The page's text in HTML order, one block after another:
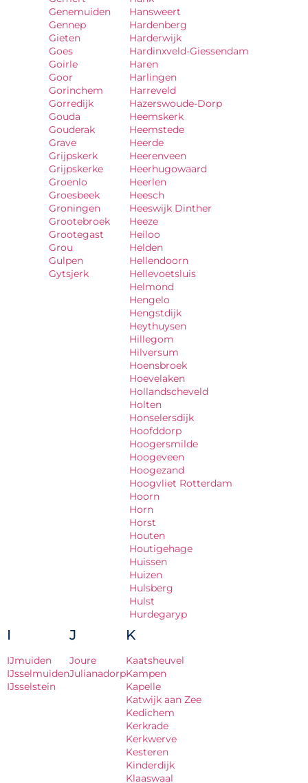
Genemuiden
Gennep
Gieten
Goes
Goirle
Goor
Gorinchem
Gorredijk
Gouda
Gouderak
Grave
Grijpskerk
Grijpskerke
Groenlo
Groesbeek
Groningen
Grootebroek
Grootegast
Grou
Gulpen
Gytsjerk
Hansweert
Hardenberg
Harderwijk
Hardinxveld-Giessendam
Haren
Harlingen
Harreveld
Hazerswoude-Dorp
Heemskerk
Heemstede
Heerde
Heerenveen
Heerhugowaard
Heerlen
Heesch
Heeswijk Dinther
Heeze
Heiloo
Helden
Hellendoorn
Hellevoetsluis
Helmond
Hengelo
Hengstdijk
Heythuysen
Hillegom
Hilversum
Hoensbroek
Hoevelaken
Hollandscheveld
Holten
Honselersdijk
Hoofddorp
Hoogersmilde
Hoogeveen
Hoogezand
Hoogvliet Rotterdam
Hoorn
Horn
Horst
Houten
Houtigehage
Huissen
Huizen
Hulsberg
Hulst
Hurdegaryp
I
IJmuiden
IJsselmuiden
IJsselstein
J
Joure
Julianadorp
K
Kaatsheuvel
Kampen
Kapelle
Katwijk aan Zee
Kedichem
Kerkrade
Kerkwerve
Kesteren
Kinderdijk
Klaaswaal